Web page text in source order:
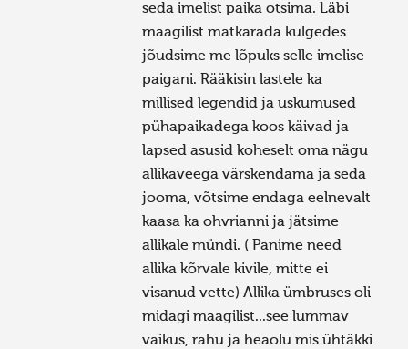
seda imelist paika otsima. Läbi
maagilist matkarada kulgedes
jõudsime me lõpuks selle imelise
paigani. Rääkisin lastele ka
millised legendid ja uskumused
pühapaikadega koos käivad ja
lapsed asusid koheselt oma nägu
allikaveega värskendama ja seda
jooma, võtsime endaga eelnevalt
kaasa ka ohvrianni ja jätsime
allikale mündi. ( Panime need
allika kõrvale kivile, mitte ei
visanud vette) Allika ümbruses oli
midagi maagilist...see lummav
vaikus, rahu ja heaolu mis ühtäkki